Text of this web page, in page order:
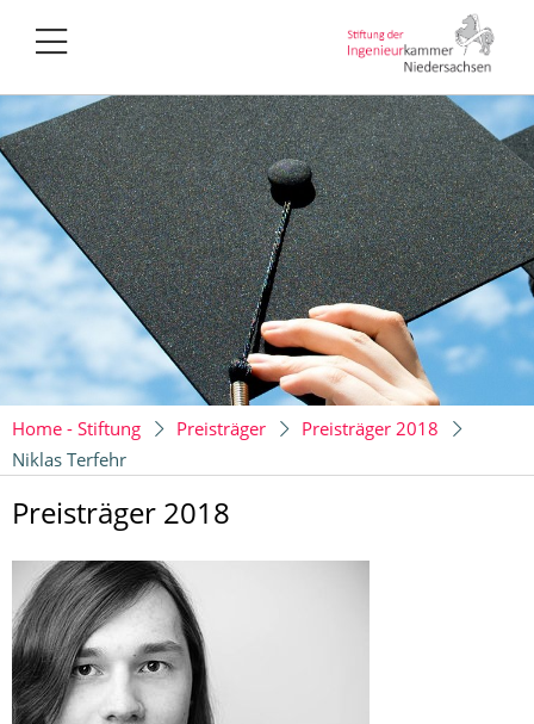
Home - Stiftung Preisträger
Preisträger 2018
Niklas Terfehr
Preisträger 2018